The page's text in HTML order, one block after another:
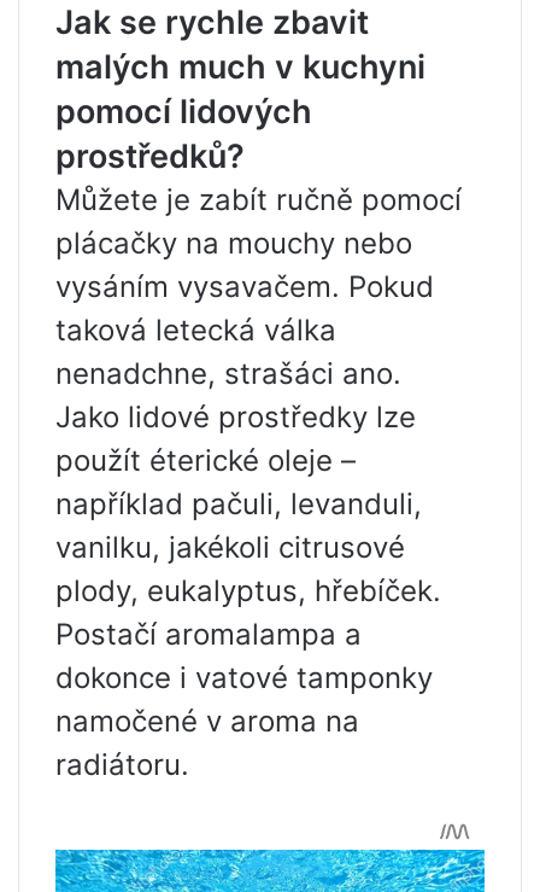
Jak se rychle zbavit
malých much v kuchyni
pomocí lidových
prostředků?
Můžete je zabít ručně pomocí
plácačky na mouchy nebo
vysáním vysavačem. Pokud
taková letecká válka
nenadchne, strašáci ano.
Jako lidové prostředky lze
použít éterické oleje –
například pačuli, levanduli,
vanilku, jakékoli citrusové
plody, eukalyptus, hřebíček.
Postačí aromalampa a
dokonce i vatové tamponky
namočené v aroma na
radiátoru.